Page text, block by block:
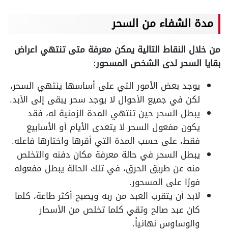
مدة الشفاء من السحر
من خلال النقاط التالية يمكن معرفة متى تنتهي اعراض
بقايا السحر لدى الشخص المسحور:
يوجد بعض الأمور التي على أساسها ينتهي السحر،
لكن في جميع الأحوال لا يوجد سحر يبقى إلى الأبد.
يبطل السحر حين تنتهي المدة الزمنية له، فقد
يكون مفعول السحر لا يتعدى الأيام أو الأسابيع
فقط، على حسب المدة التي أقرها واختارها فاعله.
يبطل السحر في حالة معرفة مكان دفنه والتخلص
منه عن طريق الحرق، في تلك الحالة يبطل مفعوله
فورًا على المسحور.
لابد أن يتقرب العبد من ربه ويصبح أكثر طاعة، كلما
كان عبد صالح وتقي كلما تخلص من الأسحار
والوساوس نهائياً.